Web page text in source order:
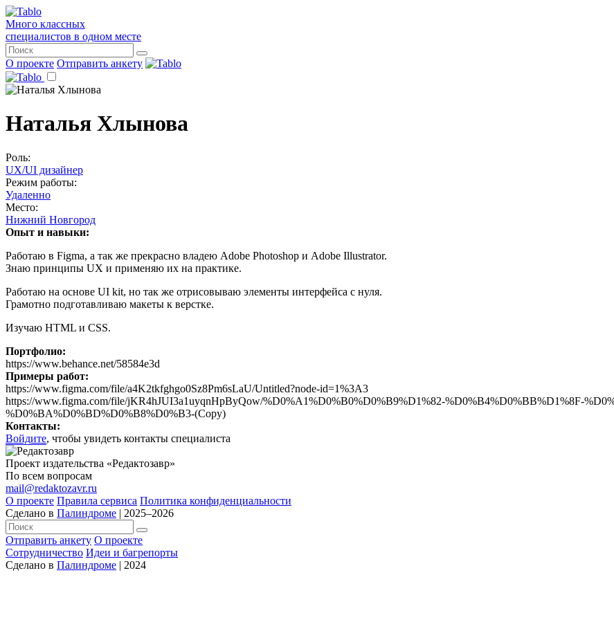
Много классных
специалистов в одном месте
О проекте Отправить анкету
Наталья Хлынова
Роль:
UX/UI дизайнер
Режим работы:
Удаленно
Место:
Нижний Новгород
Опыт и навыки:
Работаю в Figma, а так же прекрасно владею Adobe Photoshop и Adobe Illustrator.
Знаю принципы UX и применяю их на практике.
Работаю на основе UI kit, но так же отрисовываю элементы интерфейса с нуля.
Грамотно подготавливаю макеты к верстке.
Изучаю HTML и CSS.
Портфолио:
https://www.behance.net/58584e3d
Примеры работ:
https://www.figma.com/file/a4K2tkfghgo0Sz8Pm6sLaU/Untitled?node-id=1%3A3
https://www.figma.com/file/jKR4hJUI3a1uyqnHpByQow/%D0%A1%D0%B0%D0%B9%D1%82-%D0%B4%D0%BB%D1%8F-
%D0%BA%D0%BD%D0%B8%D0%B3-(Copy)
Контакты:
Войдите, чтобы увидеть контакты специалиста
Проект издательства «Редактозавр»
По всем вопросам
mail@redaktozavr.ru
О проекте Правила сервиса Политика конфиденциальности
Сделано в Палиндроме | 2025–2026
Отправить анкету О проекте
Сотрудничество Идеи и багрепорты
Сделано в Палиндроме | 2024